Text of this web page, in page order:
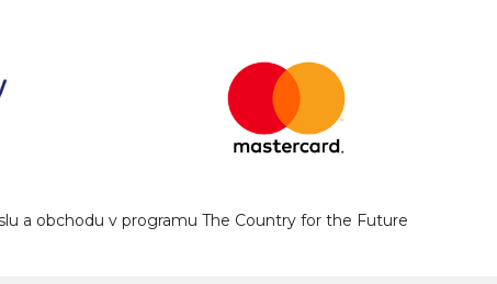
a obchodu v programu The Country for the Future